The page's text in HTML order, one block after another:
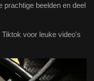
prachtige beelden en deel
voor leuke video's